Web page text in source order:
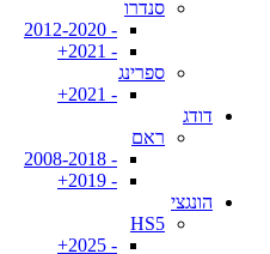
סנדרו
- 2012-2020
- 2021+
ספרינג
- 2021+
דודג
ראם
- 2008-2018
- 2019+
הונגצי
HS5
- 2025+